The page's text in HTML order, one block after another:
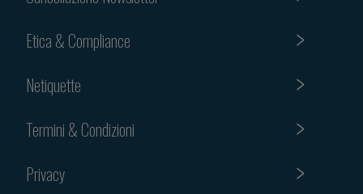
Etica & Compliance
Netiquette
Termini & Condizioni
Privacy